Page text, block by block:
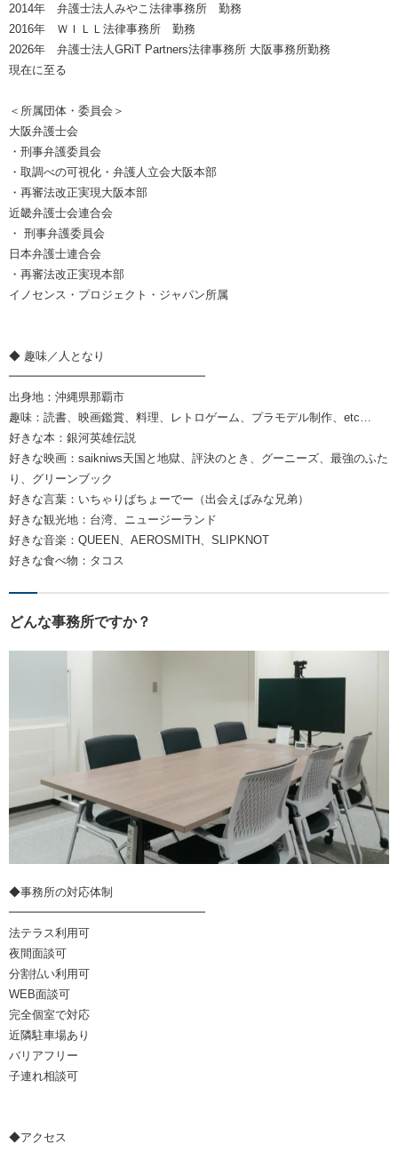
2014年 弁護士法人みやこ法律事務所 勤務
2016年 ＷＩＬＬ法律事務所 勤務
2026年 弁護士法人GRiT Partners法律事務所 大阪事務所勤務
現在に至る
＜所属団体・委員会＞
大阪弁護士会
・刑事弁護委員会
・取調べの可視化・弁護人立会大阪本部
・再審法改正実現大阪本部
近畿弁護士会連合会
・ 刑事弁護委員会
日本弁護士連合会
・再審法改正実現本部
イノセンス・プロジェクト・ジャパン所属
◆ 趣味／人となり
━━━━━━━━━━━━━━━━━
出身地：沖縄県那覇市
趣味：読書、映画鑑賞、料理、レトロゲーム、プラモデル制作、etc…
好きな本：銀河英雄伝説
好きな映画：saikniws天国と地獄、評決のとき、グーニーズ、最強のふた
り、グリーンブック
好きな言葉：いちゃりばちょーでー（出会えばみな兄弟）
好きな観光地：台湾、ニュージーランド
好きな音楽：QUEEN、AEROSMITH、SLIPKNOT
好きな食べ物：タコス
どんな事務所ですか？
◆事務所の対応体制
━━━━━━━━━━━━━━━━━
法テラス利用可
夜間面談可
分割払い利用可
WEB面談可
完全個室で対応
近隣駐車場あり
バリアフリー
子連れ相談可
◆アクセス